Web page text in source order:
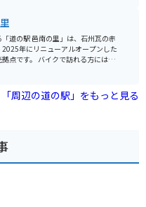
と、四季折々の風景を楽しむこと
ングの休憩場所として、ぜひ立ち寄
ので、ツーリングの休憩場所とし
楽しむことができます。春には、
所に位置する、豊平町の「龍頭
めです。約300本ものソメイヨシ
」がおすすめです。国の特別名勝に
な場所です。
道の駅 邑南の里」は、石州瓦の赤
年にリニューアルオープンした
で訪れる方には、
261号沿いという好立地が魅力で
プダウンと緩やかなカーブが続く快
ーリングの休憩スポットとして最適
られる邑南町ならではの新鮮な特
の「寿司弁当」は完売することも
直市には朝採れ野菜や地元の日本
「周辺の道の駅」をもっと見る